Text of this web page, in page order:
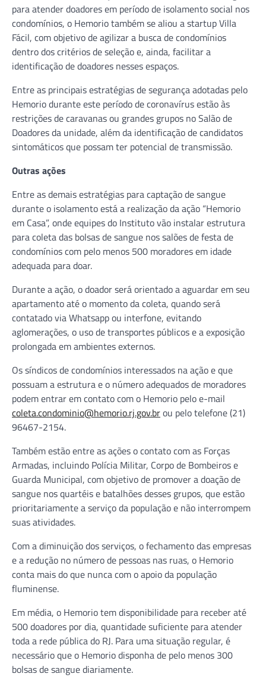
para atender doadores em período de isolamento social nos
condomínios, o Hemorio também se aliou a startup Villa
Fácil, com objetivo de agilizar a busca de condomínios
dentro dos critérios de seleção e, ainda, facilitar a
identificação de doadores nesses espaços.
Entre as principais estratégias de segurança adotadas pelo
Hemorio durante este período de coronavírus estão às
restrições de caravanas ou grandes grupos no Salão de
Doadores da unidade, além da identificação de candidatos
sintomáticos que possam ter potencial de transmissão.
Outras ações
Entre as demais estratégias para captação de sangue
durante o isolamento está a realização da ação “Hemorio
em Casa”, onde equipes do Instituto vão instalar estrutura
para coleta das bolsas de sangue nos salões de festa de
condomínios com pelo menos 500 moradores em idade
adequada para doar.
Durante a ação, o doador será orientado a aguardar em seu
apartamento até o momento da coleta, quando será
contatado via Whatsapp ou interfone, evitando
aglomerações, o uso de transportes públicos e a exposição
prolongada em ambientes externos.
Os síndicos de condomínios interessados na ação e que
possuam a estrutura e o número adequados de moradores
podem entrar em contato com o Hemorio pelo e-mail
coleta.condominio@hemorio.rj.gov.brou pelo telefone ‪(21)
96467-2154.
Também estão entre as ações o contato com as Forças
Armadas, incluindo Polícia Militar, Corpo de Bombeiros e
Guarda Municipal, com objetivo de promover a doação de
sangue nos quartéis e batalhões desses grupos, que estão
prioritariamente a serviço da população e não interrompem
suas atividades.
Com a diminuição dos serviços, o fechamento das empresas
e a redução no número de pessoas nas ruas, o Hemorio
conta mais do que nunca com o apoio da população
fluminense.
Em média, o Hemorio tem disponibilidade para receber até
500 doadores por dia, quantidade suficiente para atender
toda a rede pública do RJ. Para uma situação regular, é
necessário que o Hemorio disponha de pelo menos 300
bolsas de sangue diariamente.